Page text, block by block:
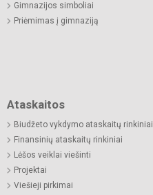
Gimnazijos simboliai
Priėmimas į gimnaziją
Ataskaitos
Biudžeto vykdymo ataskaitų rinkiniai
Finansinių ataskaitų rinkiniai
Lėšos veiklai viešinti
Projektai
Viešieji pirkimai